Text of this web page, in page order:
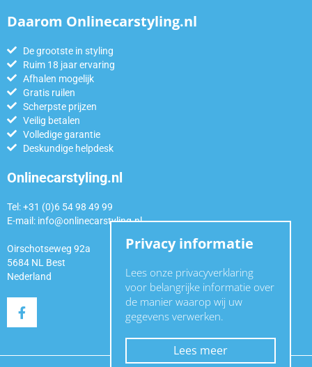
Daarom Onlinecarstyling.nl
De grootste in styling
Ruim 18 jaar ervaring
Afhalen mogelijk
Gratis ruilen
Scherpste prijzen
Veilig betalen
Volledige garantie
Deskundige helpdesk
Onlinecarstyling.nl
Tel: +31 (0)6 54 98 49 99
E-mail: info@onlinecarstyling.nl
Oirschotseweg 92a
5684 NL Best
Nederland
Privacy informatie
Lees onze privacyverklaring
voor belangrijke informatie over
de manier waarop wij uw
gegevens verwerken.
Lees meer